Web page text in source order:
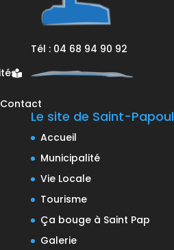
Tél : 04 68 94 90 92
Le site de Saint-Papoul
Accueil
Municipalité
Vie Locale
Tourisme
Ça bouge à Saint Pap
Galerie
Contact